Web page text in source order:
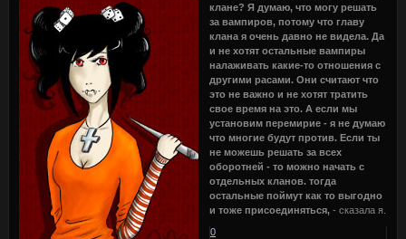
клане? Я думаю, что могу решать
за вампиров, потому что главу
клана я очень давно не видела. Да
и не хотят остальные вампиры
налаживать какие-то отношения с
другими расами. Они считают что
это не важно и не хотят тратить
свое время на это. А если мы
установим перемирие - я не думаю
что многие будут против. Если ты
не можешь решать за всех
оборотней - то можно начать с
отдельных кланов. тогда
остальные поймут как то выгодно
и тоже присоединяться,- сказала я.
0